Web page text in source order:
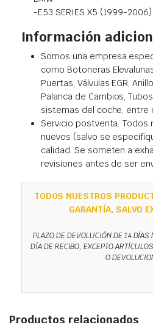
-E53 SERIES X5 (1999-2006)
Información
Somos una empresa
como Botoneras
Puertas, Válvulas EGR,
Palanca de Cambios,
sistemas del coche, entre
Servicio postventa:
nuevos (salvo se
calidad. Se someten a
revisiones antes de ser
TODOS NUESTROS
GARANTÍA, SALVO
PLAZO DE DEVOLUCIÓN DE 14 DÍAS
DÍA DE RECIBO, EXCEPTO
O
Productos relacionados